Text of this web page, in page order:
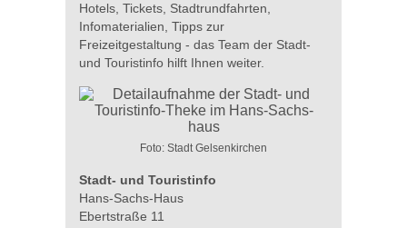
Hotels, Tickets, Stadtrundfahrten,
Infomaterialien, Tipps zur
Freizeitgestaltung - das Team der Stadt-
und Touristinfo hilft Ihnen weiter.
Foto: Stadt Gelsenkirchen
Stadt- und Touristinfo
Hans-Sachs-Haus
Ebertstraße 11